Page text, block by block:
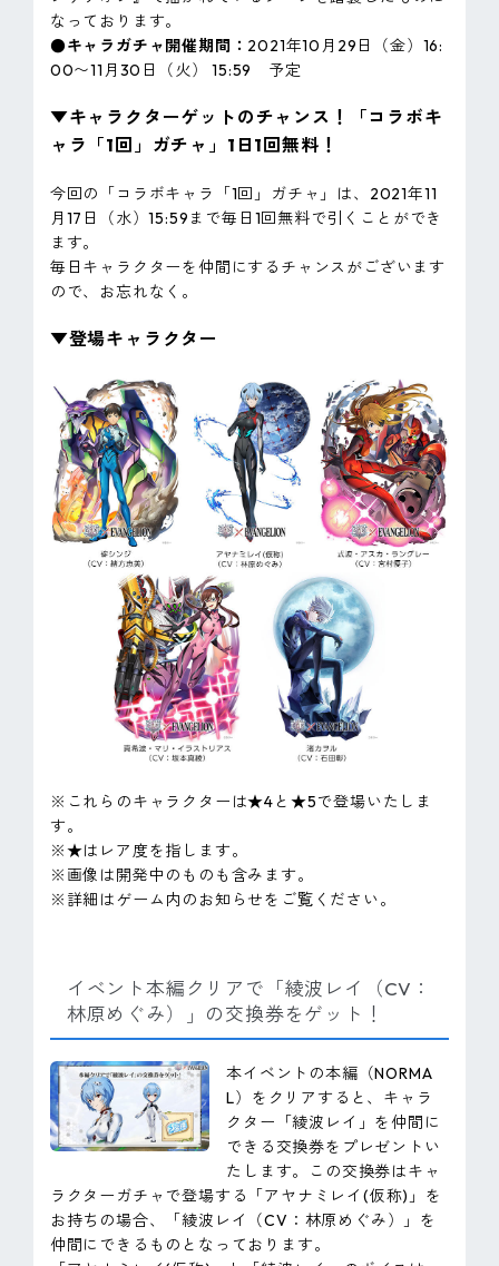
なっております。
●キャラガチャ開催期間： 2021年10月29日（金）16:
00〜11月30日（火） 15:59 予定
▼キャラクターゲットのチャンス！「コラボキ
ャラ「1回」ガチャ」1日1回無料！
今回の「コラボキャラ「1回」ガチャ」は、2021年11
月17日（水）15:59まで毎日1回無料で引くことができ
ます。
毎日キャラクターを仲間にするチャンスがございます
ので、お忘れなく。
▼登場キャラクター
※これらのキャラクターは★4と★5で登場いたしま
す。
※★はレア度を指します。
※画像は開発中のものも含みます。
※詳細はゲーム内のお知らせをご覧ください。
イベント本編クリアで「綾波レイ（CV：
林原めぐみ）」の交換券をゲット！
本イベントの本編（NORMA
L）をクリアすると、キャラ
クター「綾波レイ」を仲間に
できる交換券をプレゼントい
たします。この交換券はキャ
ラクターガチャで登場する「アヤナミレイ(仮称)」を
お持ちの場合、「綾波レイ（CV：林原めぐみ）」を
仲間にできるものとなっております。